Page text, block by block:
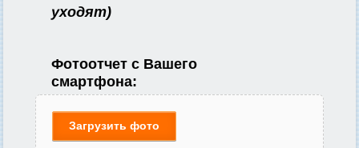
уходят)
Фотоотчет с Вашего
смартфона:
Загрузить фото